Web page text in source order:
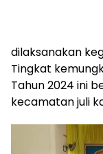
dilaksanakan
Tingkat
Tahun 2024 ini
kecamatan juli